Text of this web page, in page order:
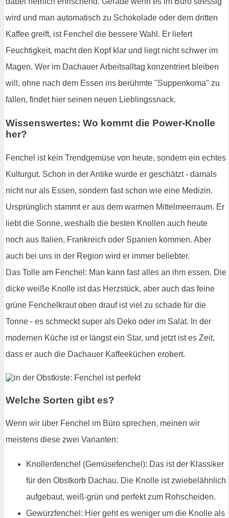
wird und man automatisch zu Schokolade oder dem dritten
Kaffee greift, ist Fenchel die bessere Wahl. Er liefert
Feuchtigkeit, macht den Kopf klar und liegt nicht schwer im
Magen. Wer im Dachauer Arbeitsalltag konzentriert bleiben
will, ohne nach dem Essen ins berühmte "Suppenkoma" zu
fallen, findet hier seinen neuen Lieblingssnack.
Wissenswertes: Wo kommt die Power-Knolle
her?
Fenchel ist kein Trendgemüse von heute, sondern ein echtes
Kulturgut. Schon in der Antike wurde er geschätzt - damals
nicht nur als Essen, sondern fast schon wie eine Medizin.
Ursprünglich stammt er aus dem warmen Mittelmeerraum. Er
liebt die Sonne, weshalb die besten Knollen auch heute
noch aus Italien, Frankreich oder Spanien kommen. Aber
auch bei uns in der Region wird er immer beliebter.
Das Tolle am Fenchel: Man kann fast alles an ihm essen. Die
dicke weiße Knolle ist das Herzstück, aber auch das feine
grüne Fenchelkraut oben drauf ist viel zu schade für die
Tonne - es schmeckt super als Deko oder im Salat. In der
modernen Küche ist er längst ein Star, und jetzt ist es Zeit,
dass er auch die Dachauer Kaffeeküchen erobert.
Welche Sorten gibt es?
Wenn wir über Fenchel im Büro sprechen, meinen wir
meistens diese zwei Varianten:
Knollenfenchel (Gemüsefenchel): Das ist der Klassiker
für den Obstkorb Dachau. Die Knolle ist zwiebelähnlich
aufgebaut, weiß-grün und perfekt zum Rohscheiden.
Gewürzfenchel: Hier geht es weniger um die Knolle als